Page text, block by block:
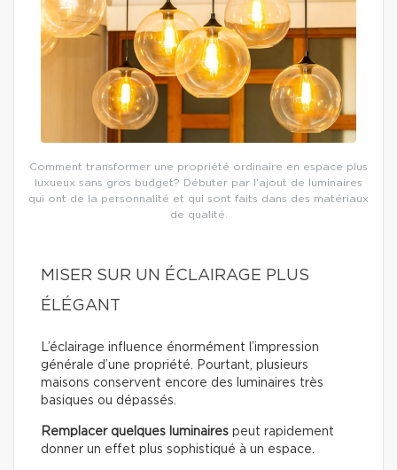
Comment transformer une propriété ordinaire en espace plus
luxueux sans gros budget? Débuter par l’ajout de luminaires
qui ont de la personnalité et qui sont faits dans des matériaux
de qualité.
MISER SUR UN ÉCLAIRAGE PLUS
ÉLÉGANT
L’éclairage influence énormément l’impression
générale d’une propriété. Pourtant, plusieurs
maisons conservent encore des luminaires très
basiques ou dépassés.
Remplacer quelques luminaires peut rapidement
donner un effet plus sophistiqué à un espace.